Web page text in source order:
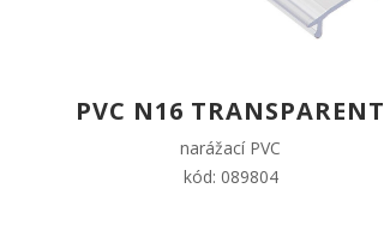
PVC N16 TRANSPARENT
narážací PVC
kód: 089804